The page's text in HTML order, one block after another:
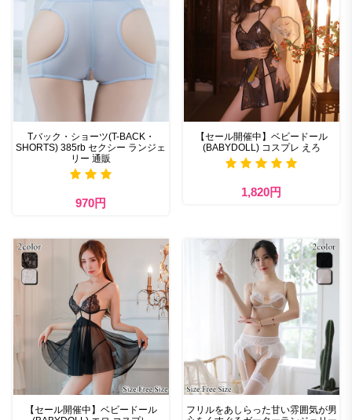
Tバック・ショーツ(T-BACK・
SHORTS) 385rb セクシー ランジェ
リー 通販
970円
【セール開催中】ベビードール
(BABYDOLL) コスプレ えろ
1,820円
【セール開催中】ベビードール
フリルをあしらった甘い雰囲気が男